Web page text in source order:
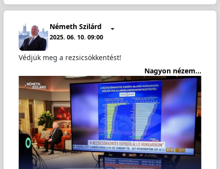
Németh Szilárd
2025. 06. 10. 09:00
Védjük meg a rezsicsökkentést!
Nagyon nézem...